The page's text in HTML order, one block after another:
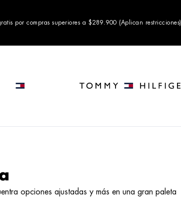
por compras superiores a $289.900 (Aplican restricciones)
opciones ajustadas y más en una gran paleta